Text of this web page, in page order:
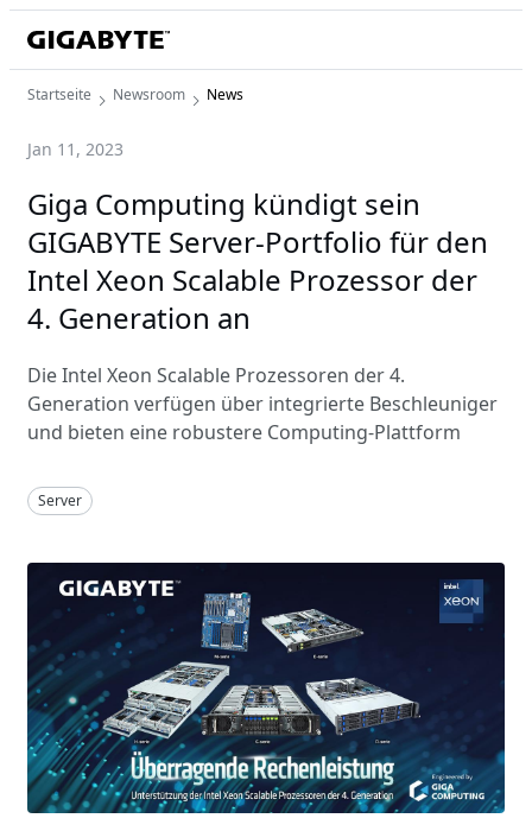
Startseite Newsroom News
Jan 11, 2023
Giga Computing kündigt sein
GIGABYTE Server-Portfolio für den
Intel Xeon Scalable Prozessor der
4. Generation an
Die Intel Xeon Scalable Prozessoren der 4.
Generation verfügen über integrierte Beschleuniger
und bieten eine robustere Computing-Plattform
Server